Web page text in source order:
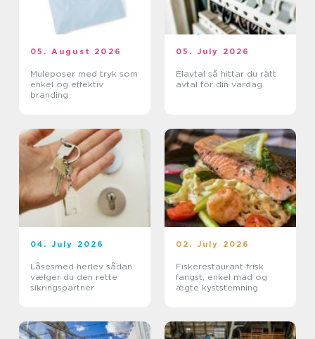
05. August 2026
Muleposer med tryk som
enkel og effektiv
branding
05. July 2026
Elavtal så hittar du rätt
avtal för din vardag
04. July 2026
Låsesmed herlev sådan
vælger du den rette
sikringspartner
02. July 2026
Fiskerestaurant frisk
fangst, enkel mad og
ægte kyststemning